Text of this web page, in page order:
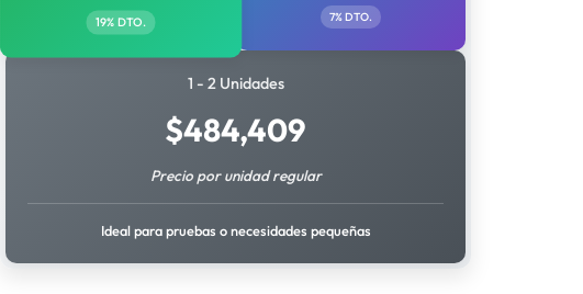
19% DTO. 7% DTO.
1 - 2 Unidades
$484,409
Precio por unidad regular
Ideal para pruebas o necesidades pequeñas